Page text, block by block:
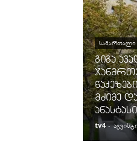
ᲡᲐᲛᲐᲠᲗᲐᲚᲘ
გიგა
მძიმე
tv4 -